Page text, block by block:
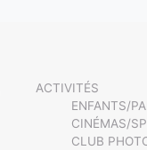
ACTIVITÉS
ENFANTS/
CINÉMAS/
CLUB